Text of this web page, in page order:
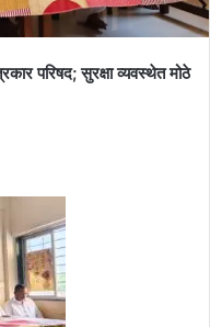
परिषद; सुरक्षा व्यवस्थेत मोठे